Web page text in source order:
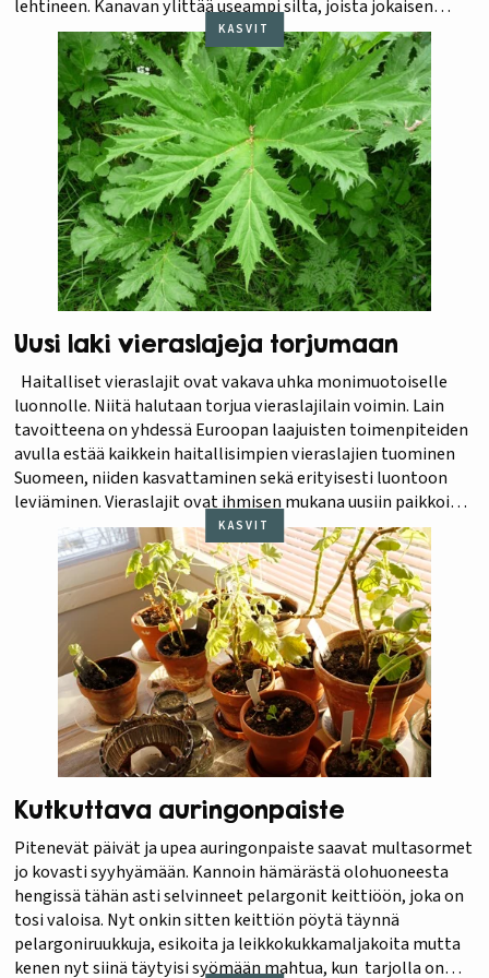
lehtineen. Kanavan ylittää useampi silta, joista jokaisen
kaiteelle on ripustettu ryhmä tällaisia värilaatikoita
luomaan pirteää kesämieltä ohikulkijoille.
KASVIT
Uusi laki vieraslajeja torjumaan
Haitalliset vieraslajit ovat vakava uhka monimuotoiselle
luonnolle. Niitä halutaan torjua vieraslajilain voimin. Lain
tavoitteena on yhdessä Euroopan laajuisten toimenpiteiden
avulla estää kaikkein haitallisimpien vieraslajien tuominen
Suomeen, niiden kasvattaminen sekä erityisesti luontoon
leviäminen. Vieraslajit ovat ihmisen mukana uusiin paikkoihin
levinneitä eliölajeja kuten puutarhakasveja, riistaeläimiä,
vesieliöitä tai tuholaisia. Ne voivat muuttaa uutta
ympäristöään, vaikeuttaa alkuperäisten lajien…
KASVIT
Kutkuttava auringonpaiste
Pitenevät päivät ja upea auringonpaiste saavat multasormet
jo kovasti syyhyämään. Kannoin hämärästä olohuoneesta
hengissä tähän asti selvinneet pelargonit keittiöön, joka on
tosi valoisa. Nyt onkin sitten keittiön pöytä täynnä
pelargoniruukkuja, esikoita ja leikkokukkamaljakoita mutta
kenen nyt siinä täytyisi syömään mahtua, kun tarjolla on